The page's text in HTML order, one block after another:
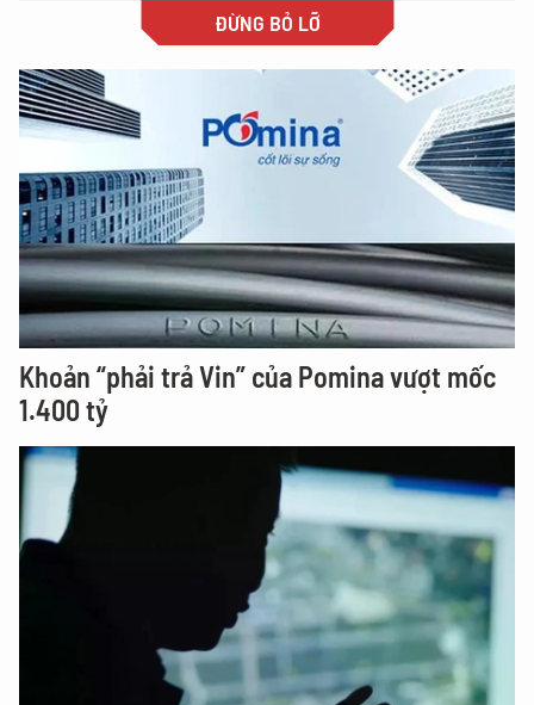
ĐỪNG BỎ LỠ
Khoản “phải trả Vin” của Pomina vượt mốc
1.400 tỷ